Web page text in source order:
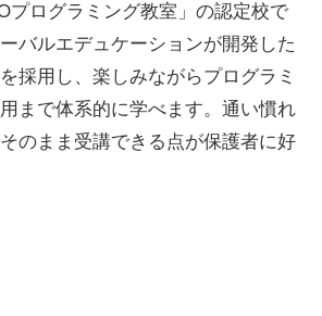
プログラミング教室」の認定校で
バルエデュケーションが開発した
採用し、楽しみながらプログラミ
まで体系的に学べます。通い慣れ
のまま受講できる点が保護者に好